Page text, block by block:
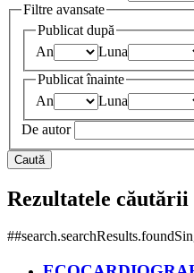
Filtre avansate
Publicat după
An
Luna
Publicat înainte
An
Luna
De autor
Caută
Rezultatele căutării